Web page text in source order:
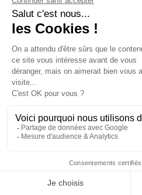
Location de paddle surf
1h de location
6 paddles disponibles
L'activité a lieu à la
PADDLE À MARBELLA :
Réservez une activité Paddle pour
manière avec notre location de
Mon EVG à Marbella